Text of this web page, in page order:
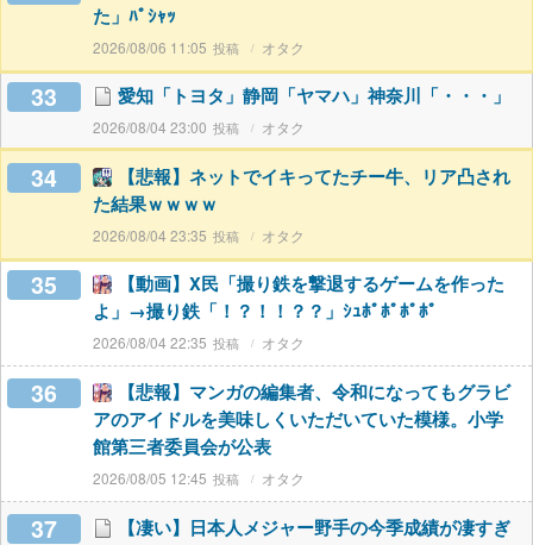
た」ﾊﾟｼｬｯ
2026/08/06 11:05 オタク
33 愛知「トヨタ」静岡「ヤマハ」神奈川「・・・」
2026/08/04 23:00 オタク
34
【悲報】ネットでイキってたチー牛、リア凸され
た結果ｗｗｗｗ
2026/08/04 23:35 オタク
35
【動画】X民「撮り鉄を撃退するゲームを作った
よ」→撮り鉄「！？！！？？」ｼｭﾎﾟﾎﾟﾎﾟﾎﾟ
2026/08/04 22:35 オタク
36
【悲報】マンガの編集者、令和になってもグラビ
アのアイドルを美味しくいただいていた模様。小学
館第三者委員会が公表
2026/08/05 12:45 オタク
37
【凄い】日本人メジャー野手の今季成績が凄すぎ